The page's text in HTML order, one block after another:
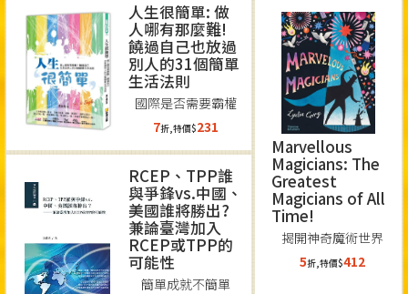
人生很簡單: 做
人哪有那麼難!
饒過自己也放過
別人的31個簡單
生活法則
國際是否需要霸權
7折,特價$231
RCEP、TPP誰
與爭鋒vs.中國、
美國誰將勝出?
兼論臺灣加入
RCEP或TPP的
可能性
簡單成就不簡單
Marvellous
Magicians: The
Greatest
Magicians of All
Time!
揭開神奇魔術世界
5折,特價$412